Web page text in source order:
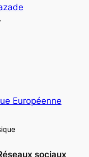
Européenne
sociaux